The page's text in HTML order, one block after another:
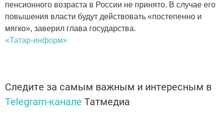
пенсионного возраста в России не принято. В случае его
повышения власти будут действовать «постепенно и
мягко», заверил глава государства.
«Татар-информ»
Следите за самым важным и интересным в
Telegram-канале Татмедиа